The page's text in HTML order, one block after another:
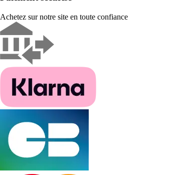
Achetez sur notre site en toute confiance